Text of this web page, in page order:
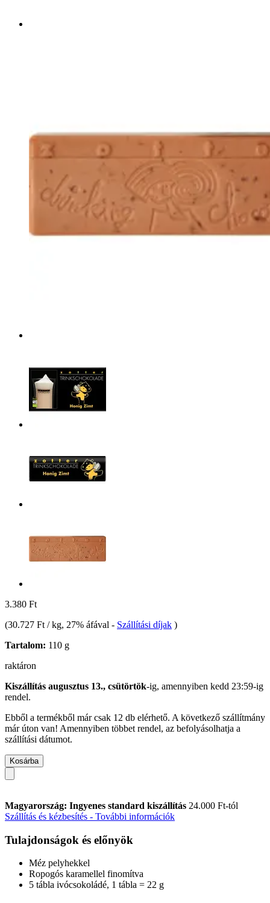
3.380 Ft
(30.727 Ft / kg, 27% áfával - Szállítási díjak )
Tartalom: 110 g
raktáron
Kiszállítás augusztus 13., csütörtök-ig, amennyiben kedd 23:59-ig
rendel.
Ebből a termékből már csak 12 db elérhető. A következő szállítmány
már úton van! Amennyiben többet rendel, az befolyásolhatja a
szállítási dátumot.
Kosárba
Magyarország: Ingyenes standard kiszállítás 24.000 Ft-tól
Szállítás és kézbesítés - További információk
Tulajdonságok és előnyök
Méz pelyhekkel
Ropogós karamellel finomítva
5 tábla ivócsokoládé, 1 tábla = 22 g